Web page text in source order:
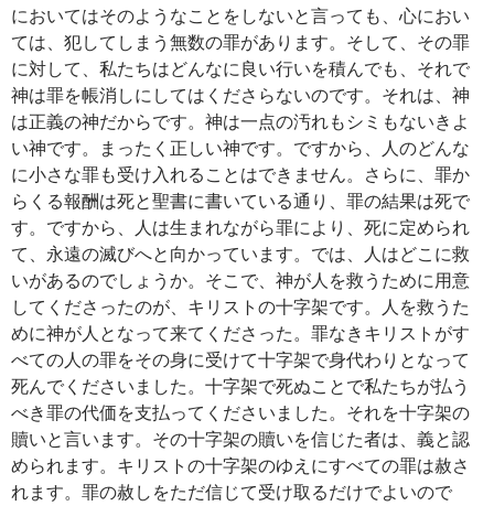
においてはそのようなことをしないと言っても、心におい
ては、犯してしまう無数の罪があります。そして、その罪
に対して、私たちはどんなに良い行いを積んでも、それで
神は罪を帳消しにしてはくださらないのです。それは、神
は正義の神だからです。神は一点の汚れもシミもないきよ
い神です。まったく正しい神です。ですから、人のどんな
に小さな罪も受け入れることはできません。さらに、罪か
らくる報酬は死と聖書に書いている通り、罪の結果は死で
す。ですから、人は生まれながら罪により、死に定められ
て、永遠の滅びへと向かっています。では、人はどこに救
いがあるのでしょうか。そこで、神が人を救うために用意
してくださったのが、キリストの十字架です。人を救うた
めに神が人となって来てくださった。罪なきキリストがす
べての人の罪をその身に受けて十字架で身代わりとなって
死んでくださいました。十字架で死ぬことで私たちが払う
べき罪の代価を支払ってくださいました。それを十字架の
贖いと言います。その十字架の贖いを信じた者は、義と認
められます。キリストの十字架のゆえにすべての罪は赦さ
れます。罪の赦しをただ信じて受け取るだけでよいので